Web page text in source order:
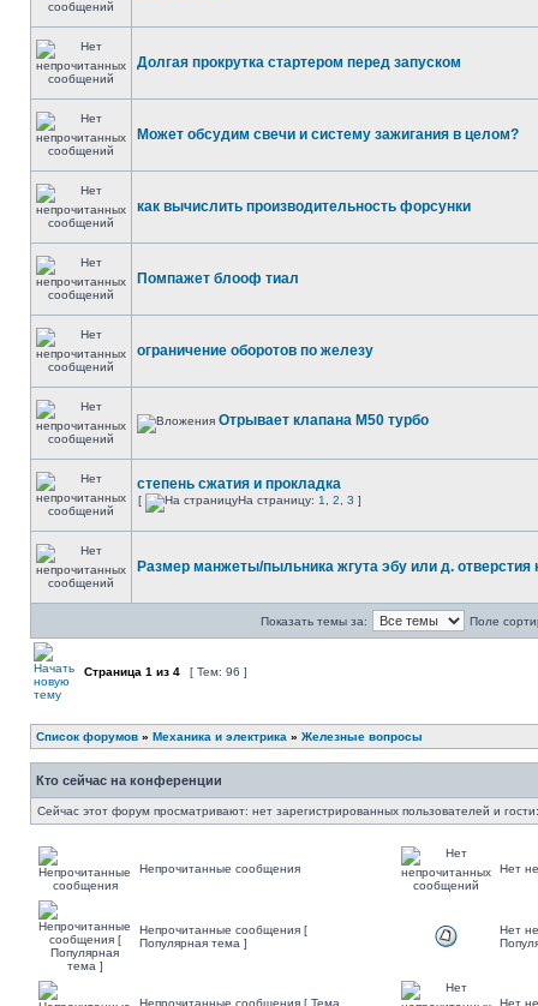
Долгая прокрутка стартером перед запуском
Может обсудим свечи и систему зажигания в целом?
как вычислить производительность форсунки
Помпажет блооф тиал
ограничение оборотов по железу
Отрывает клапана М50 турбо
степень сжатия и прокладка
[ На страницу: 1 2 3 ]
Размер манжеты/пыльника жгута эбу или д. отверстия
Показать темы за: Поле
Страница 1 из 4 [ Тем: 96 ]
Список форумов » Механика и электрика » Железные вопросы
Кто сейчас на конференции
Сейчас этот форум просматривают: нет зарегистрированных пользователей и
Непрочитанные сообщения Нет
Непрочитанные сообщения [
Популярная тема ]
Нет
Непрочитанные сообщения [ Тема Нет